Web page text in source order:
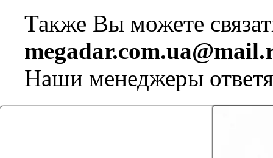
Также Вы можете
Наши менеджеры